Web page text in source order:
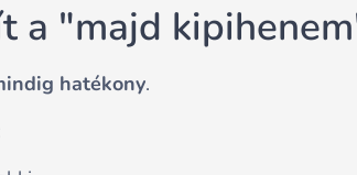
a "majd
hatékony.